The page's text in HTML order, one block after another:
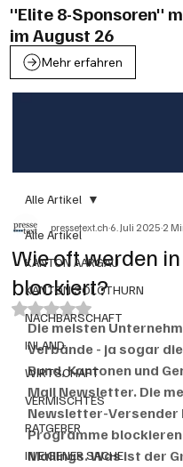
"Elite 8-Sponsoren"
im August 26
Mehr erfahren
Alle Artikel
KANTON AARGAU
KANTON SOLOTHURN
NACHBARSCHAFT
INLAND
WIRTSCHAFT
VERMISCHTES
RATGEBER
IN EIGENER SACHE
Alle Artikel
Wie oft werden
blockiert?
pressetext.ch6. Juli 20252
Mit NaN von 5 Sternen
Die meisten
Verbände - ja sogar
Bund, Kantonen und
Mail Newsletter. Die
Newsletter-Versender
Programme
Mailings. Was ist der